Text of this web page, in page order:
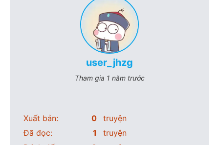
user_jhzg
Tham gia 1 năm trước
Xuất bản: 0
truyện
Đã đọc:
1
truyện